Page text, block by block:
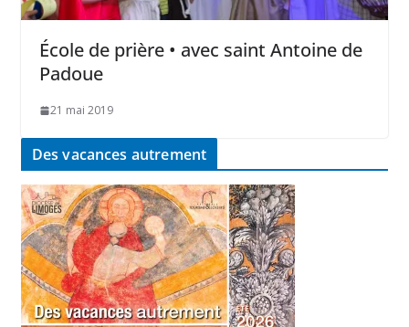
École de prière • avec saint Antoine de
Padoue
21 mai 2019
Des vacances autrement